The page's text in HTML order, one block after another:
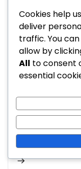
4-3-2-1を使用した
4-3-2-1フォーメ
グセッション、
ブライアン・コー
Cookies help
deliver
traffic. You
allow by
All to consent
essential